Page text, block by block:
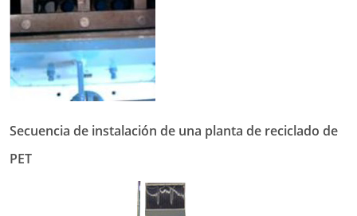
Secuencia de instalación de una planta de reciclado de
PET